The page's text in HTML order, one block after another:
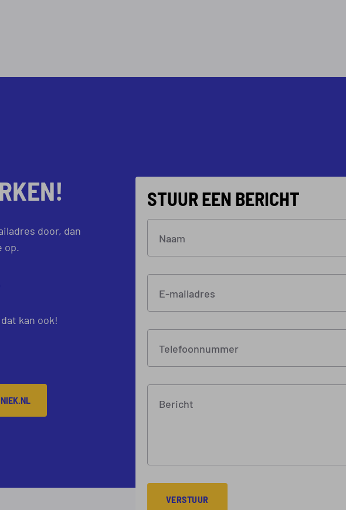
door, dan
op.
kan ook!
STUUR EEN BERICHT
Naam
E-mailadres
Telefoonnummer
Bericht
VERSTUUR